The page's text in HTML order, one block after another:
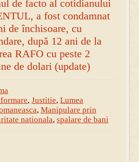
de facto al cotidianului
a fost condamnat
de închisoare, cu
după 12 ani de la
RAFO cu peste 2
de dolari (update)
, Justitie, Lumea
, Manipulare prin
nationala, spalare de bani